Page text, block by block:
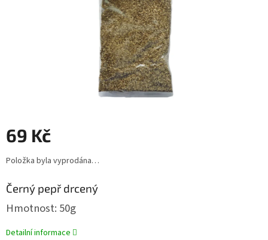
69 Kč
Měrná
cena:
Položka byla vyprodána…
Černý pepř drcený
Hmotnost: 50g
Detailní informace